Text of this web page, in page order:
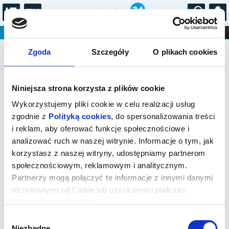
Zgoda Szczegóły O plikach cookies
Niniejsza strona korzysta z plików cookie
Wykorzystujemy pliki cookie w celu realizacji usług
zgodnie z Polityką cookies, do spersonalizowania treści
i reklam, aby oferować funkcje społecznościowe i
analizować ruch w naszej witrynie. Informacje o tym, jak
korzystasz z naszej witryny, udostępniamy partnerom
społecznościowym, reklamowym i analitycznym.
Partnerzy mogą połączyć te informacje z innymi danymi
otrzymanymi od Ciebie lub uzyskanymi podczas
...
FILHARMONIA OPERA I BALET
STAND-UP
DLA DZIECI
Bilety na: Marek Torzewski - koncert
Kraśnik, Al. Niepodległości 44
18.09.2026, g. 18:00 (piątek)
cena - od 136,50 pln
Organizator: Centrum Kultury i Promocji w Kraśniku